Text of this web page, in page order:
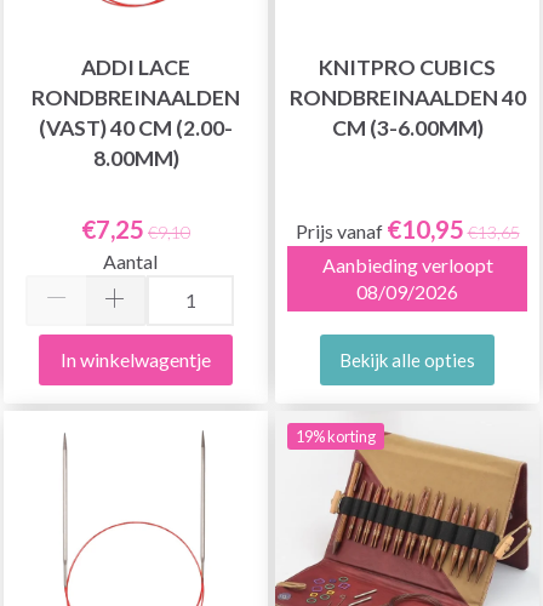
ADDI LACE
RONDBREINAALDEN
(VAST) 40 CM (2.00-
8.00MM)
€7,25 €9,10
Aantal
In winkelwagentje
KNITPRO CUBICS
RONDBREINAALDEN 40
CM (3-6.00MM)
Prijs vanaf €10,95 €13,65
Aanbieding verloopt
08/09/2026
Bekijk alle opties
19% korting